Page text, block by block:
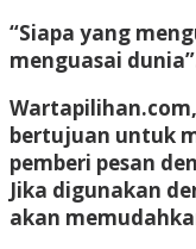
“Siapa yang
menguasai
bertujuan untuk
pemberi pesan
Jika digunakan
akan